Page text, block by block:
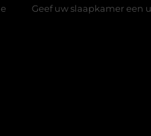
Geef uw slaapkamer een